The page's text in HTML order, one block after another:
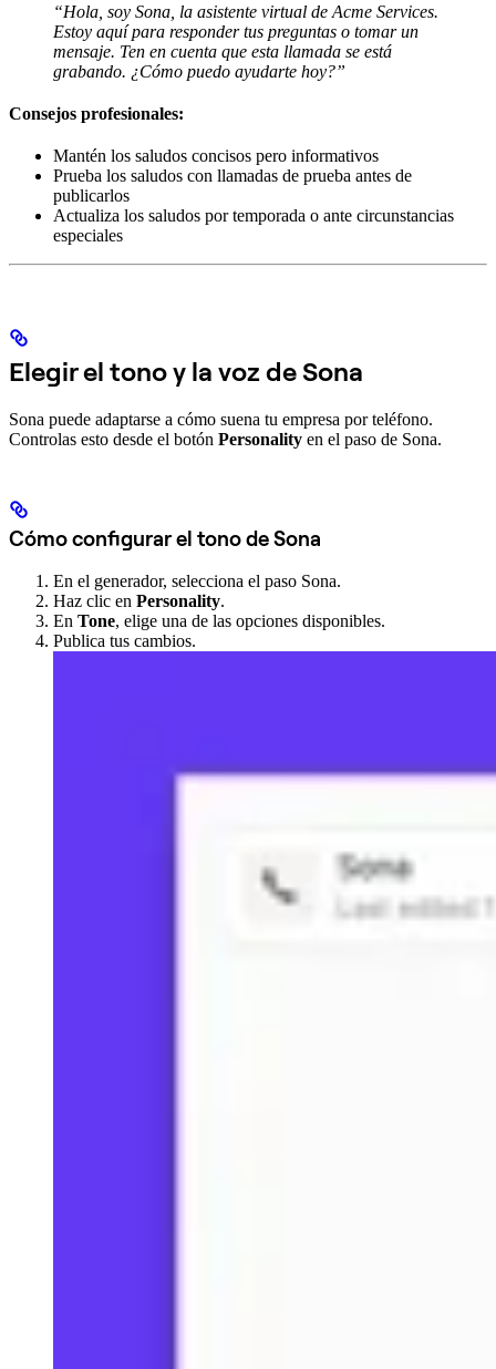
“Hola, soy Sona, la asistente virtual de Acme Services.
Estoy aquí para responder tus preguntas o tomar un
mensaje. Ten en cuenta que esta llamada se está
grabando. ¿Cómo puedo ayudarte hoy?”
Consejos profesionales:
Mantén los saludos concisos pero informativos
Prueba los saludos con llamadas de prueba antes de
publicarlos
Actualiza los saludos por temporada o ante circunstancias
especiales
Elegir el tono y la voz de Sona
Sona puede adaptarse a cómo suena tu empresa por teléfono.
Controlas esto desde el botón Personality en el paso de Sona.
Cómo configurar el tono de Sona
En el generador, selecciona el paso Sona.
Haz clic en Personality.
En Tone, elige una de las opciones disponibles.
Publica tus cambios.